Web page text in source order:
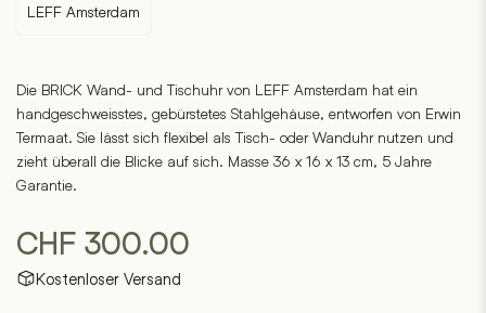
LEFF Amsterdam
Die BRICK Wand- und Tischuhr von LEFF Amsterdam hat ein
handgeschweisstes, gebürstetes Stahlgehäuse, entworfen von Erwin
Termaat. Sie lässt sich flexibel als Tisch- oder Wanduhr nutzen und
zieht überall die Blicke auf sich. Masse 36 x 16 x 13 cm, 5 Jahre
Garantie.
CHF 300.00
Kostenloser Versand